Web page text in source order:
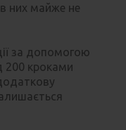
них майже не
за допомогою
200 кроками